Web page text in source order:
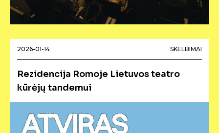
2026-01-14 SKELBIMAI
Rezidencija Romoje Lietuvos teatro
kūrėjų tandemui